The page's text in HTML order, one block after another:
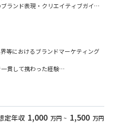
ランド表現・クリエイティブガイド
デート
ションにおけるブランドの意思決定
ランド戦略の立案
定
等におけるブランドマーケティング
貫して携わった経験
事業判断を行った経験
ースをリードした経験
ケーションのディレクションまたは
ード経験
定年収 1,000 万円 ~ 1,500 万円